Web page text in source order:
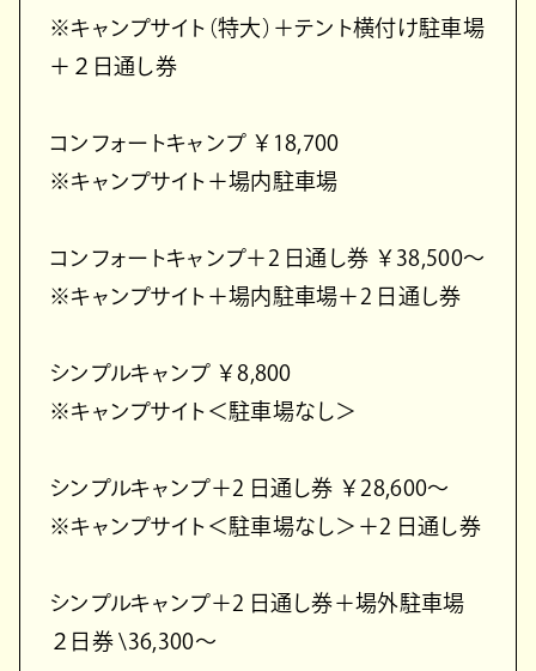
※キャンプサイト（特⼤）＋テント横付け駐⾞場
＋２⽇通し券
コンフォートキャンプ ￥18,700
※キャンプサイト＋場内駐⾞場
コンフォートキャンプ＋2 ⽇通し券 ￥38,500〜
※キャンプサイト＋場内駐⾞場＋2 ⽇通し券
シンプルキャンプ ￥8,800
※キャンプサイト＜駐⾞場なし＞
シンプルキャンプ＋2 ⽇通し券 ￥28,600〜
※キャンプサイト＜駐⾞場なし＞＋2 ⽇通し券
シンプルキャンプ＋2 ⽇通し券＋場外駐⾞場
２⽇券 \36,300〜